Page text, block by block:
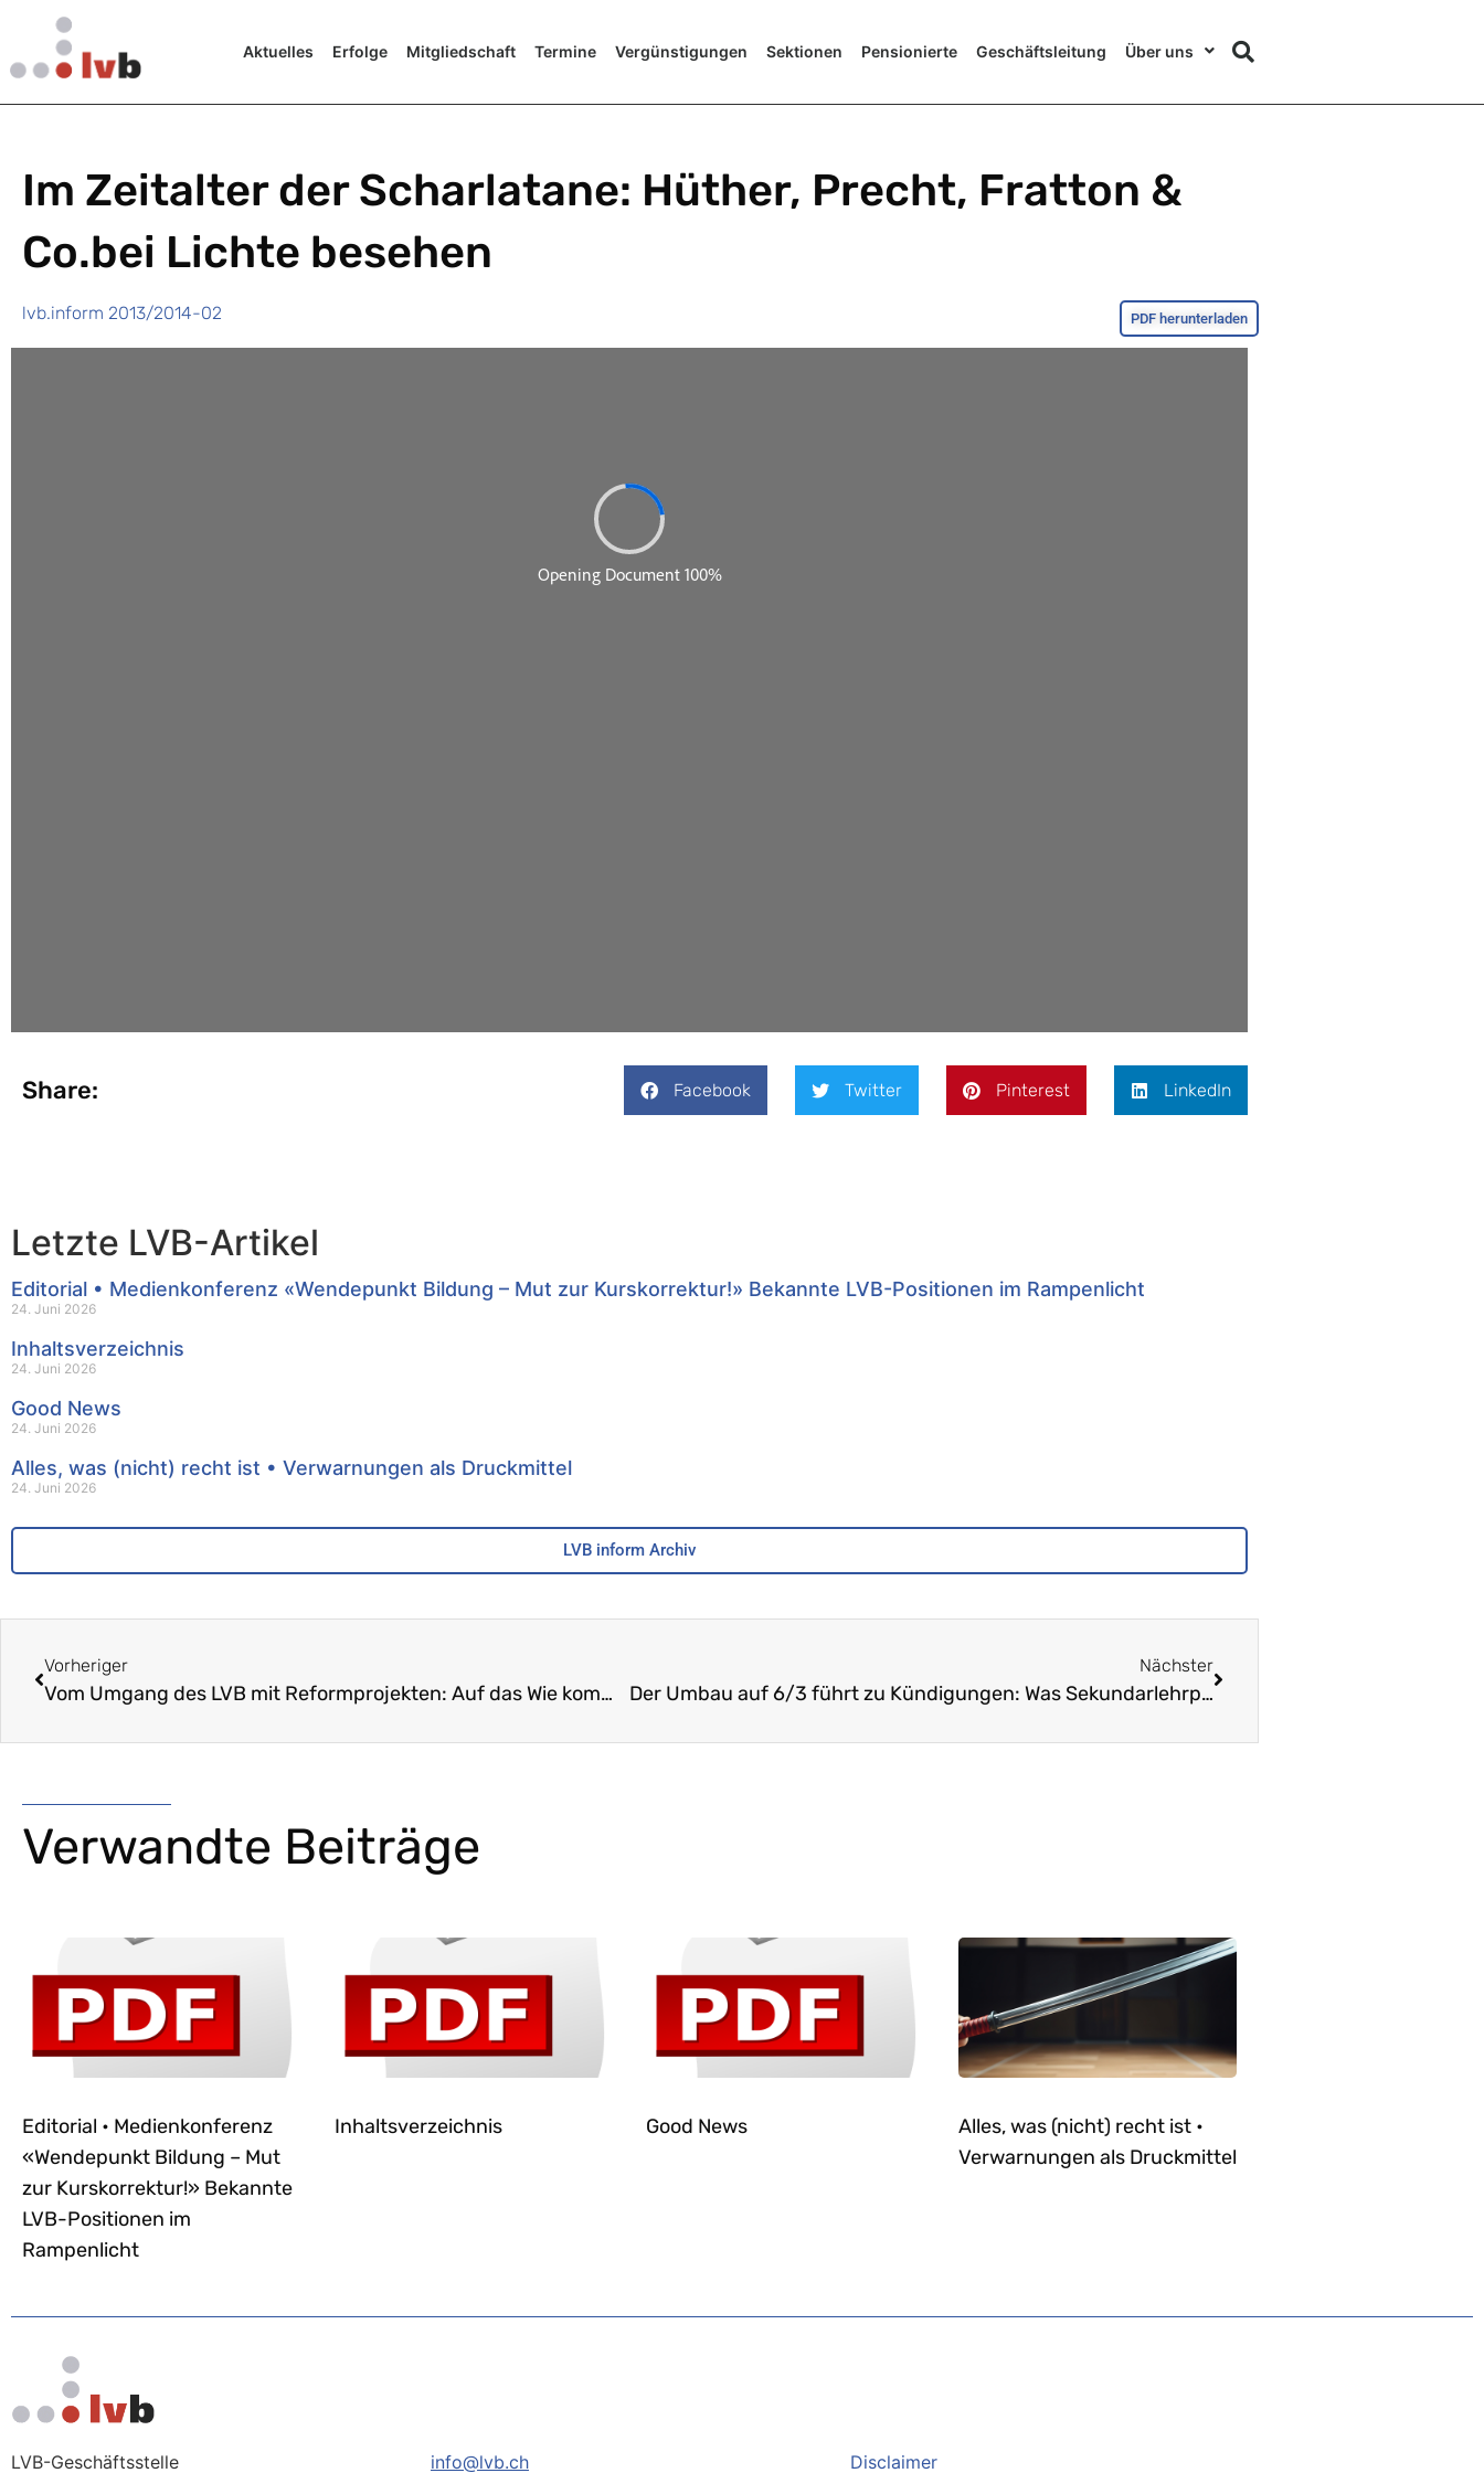
Aktuelles Erfolge Mitgliedschaft Termine Vergünstigungen Sektionen Pensionierte Geschäftsleitung Über uns
Im Zeitalter der Scharlatane: Hüther, Precht, Fratton &
Co.bei Lichte besehen
lvb.inform 2013/2014-02 PDF herunterladen
Share: Facebook Twitter Pinterest LinkedIn
Letzte LVB-Artikel
Editorial • Medienkonferenz «Wendepunkt Bildung – Mut zur Kurskorrektur!» Bekannte LVB-Positionen im Rampenlicht
24. Juni 2026
Inhaltsverzeichnis
24. Juni 2026
Good News
24. Juni 2026
Alles, was (nicht) recht ist • Verwarnungen als Druckmittel
24. Juni 2026
LVB inform Archiv
Vorheriger
Vom Umgang des LVB mit Reformprojekten: Auf das Wie kommt es an!
Nächster
Der Umbau auf 6/3 führt zu Kündigungen: Was Sekundarlehrpersonen wissen und beachten müssen
Verwandte Beiträge
Editorial • Medienkonferenz
«Wendepunkt Bildung – Mut
zur Kurskorrektur!» Bekannte
LVB-Positionen im
Rampenlicht
Inhaltsverzeichnis Good News
Alles, was (nicht) recht ist •
Verwarnungen als Druckmittel
LVB-Geschäftsstelle info@lvb.ch Disclaimer